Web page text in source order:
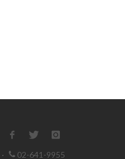
· 02-641-9955